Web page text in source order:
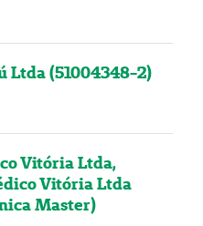
Ltda (51004348-2)
Vitória Ltda,
Vitória Ltda
Master)